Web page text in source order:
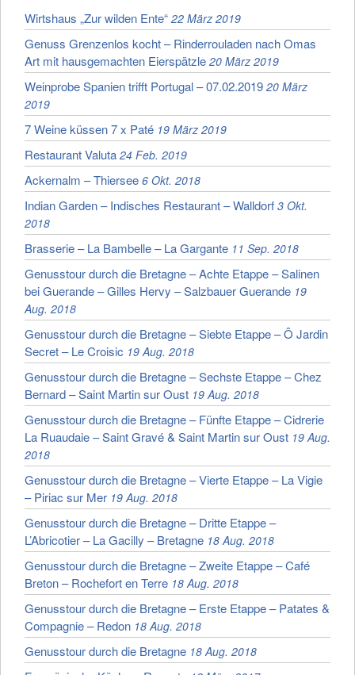
Wirtshaus „Zur wilden Ente“ 22 März 2019
Genuss Grenzenlos kocht – Rinderrouladen nach Omas
Art mit hausgemachten Eierspätzle 20 März 2019
Weinprobe Spanien trifft Portugal – 07.02.2019 20 März
2019
7 Weine küssen 7 x Paté 19 März 2019
Restaurant Valuta 24 Feb. 2019
Ackernalm – Thiersee 6 Okt. 2018
Indian Garden – Indisches Restaurant – Walldorf 3 Okt.
2018
Brasserie – La Bambelle – La Gargante 11 Sep. 2018
Genusstour durch die Bretagne – Achte Etappe – Salinen
bei Guerande – Gilles Hervy – Salzbauer Guerande 19
Aug. 2018
Genusstour durch die Bretagne – Siebte Etappe – Ô Jardin
Secret – Le Croisic 19 Aug. 2018
Genusstour durch die Bretagne – Sechste Etappe – Chez
Bernard – Saint Martin sur Oust 19 Aug. 2018
Genusstour durch die Bretagne – Fünfte Etappe – Cidrerie
La Ruaudaie – Saint Gravé & Saint Martin sur Oust 19 Aug.
2018
Genusstour durch die Bretagne – Vierte Etappe – La Vigie
– Piriac sur Mer 19 Aug. 2018
Genusstour durch die Bretagne – Dritte Etappe –
L’Abricotier – La Gacilly – Bretagne 18 Aug. 2018
Genusstour durch die Bretagne – Zweite Etappe – Café
Breton – Rochefort en Terre 18 Aug. 2018
Genusstour durch die Bretagne – Erste Etappe – Patates &
Compagnie – Redon 18 Aug. 2018
Genusstour durch die Bretagne 18 Aug. 2018